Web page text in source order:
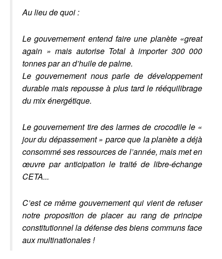
Au lieu de quoi :
Le gouvernement entend faire une planète «great
again » mais autorise Total à importer 300 000
tonnes par an d’huile de palme.
Le gouvernement nous parle de développement
durable mais repousse à plus tard le rééquilibrage
du mix énergétique.
Le gouvernement tire des larmes de crocodile le «
jour du dépassement » parce que la planète a déjà
consommé ses ressources de l’année, mais met en
œuvre par anticipation le traité de libre-échange
CETA...
C’est ce même gouvernement qui vient de refuser
notre proposition de placer au rang de principe
constitutionnel la défense des biens communs face
aux multinationales !